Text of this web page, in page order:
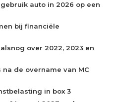
auto in 2026 op een
bij financiële
over 2022, 2023 en
de overname van MC
in box 3